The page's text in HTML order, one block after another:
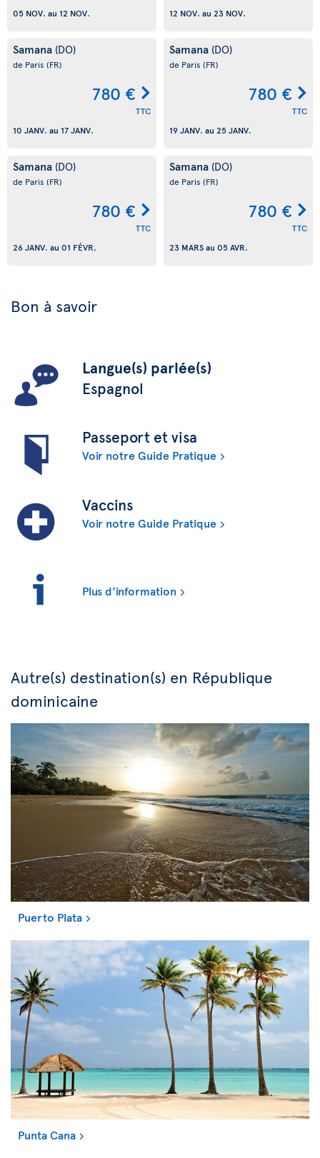
05 NOV. au 12 NOV.
12 NOV. au 23 NOV.
Samana (DO)
de Paris (FR)
780 €
TTC
10 JANV. au 17 JANV.
Samana (DO)
de Paris (FR)
780 €
TTC
19 JANV. au 25 JANV.
Samana (DO)
de Paris (FR)
780 €
TTC
26 JANV. au 01 FÉVR.
Samana (DO)
de Paris (FR)
780 €
TTC
23 MARSau 05 AVR.
Bon à savoir
Langue(s) parlée(s)
Espagnol
Passeport et visa
Voir notre Guide Pratique
Vaccins
Voir notre Guide Pratique
Plus d'information
Autre(s) destination(s) en République
dominicaine
Puerto Plata
Punta Cana